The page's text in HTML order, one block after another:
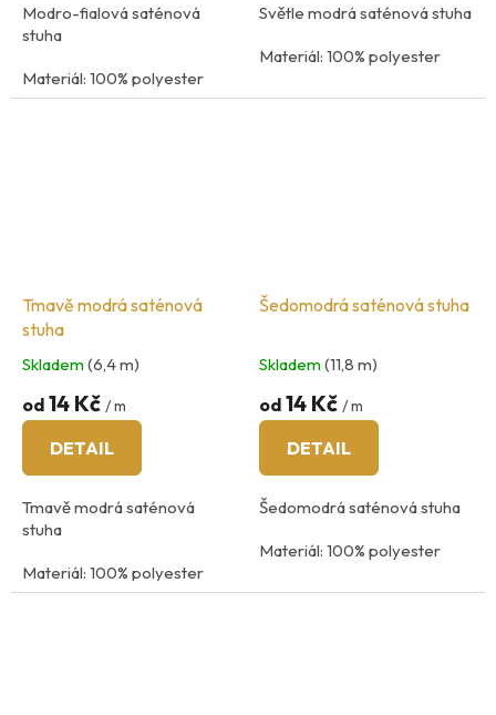
Modro-fialová saténová
stuha
Materiál: 100% polyester
Světle modrá saténová stuha
Materiál: 100% polyester
Údržba: praní na 40°C
Tmavě modrá saténová
stuha
Skladem(6,4 m)
od 14 Kč / m
DETAIL
Tmavě modrá saténová
stuha
Materiál: 100% polyester
Šedomodrá saténová stuha
Skladem(11,8 m)
od 14 Kč / m
DETAIL
Šedomodrá saténová stuha
Materiál: 100% polyester
Údržba: praní na 40°C